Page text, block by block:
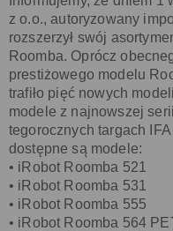
z o.o., autoryzowany
rozszerzył swój
Roomba. Oprócz
prestiżowego modelu
trafiło pięć nowych
modele z najnowszej
tegorocznych targach
dostępne są modele:
• iRobot Roomba 521
• iRobot Roomba 531
• iRobot Roomba 555
• iRobot Roomba 564